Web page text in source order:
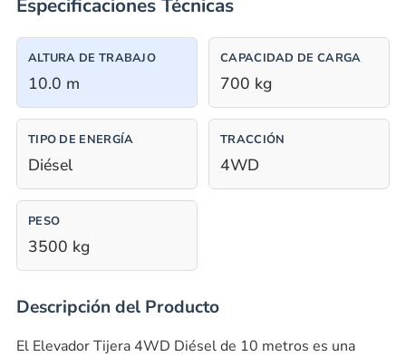
Especificaciones Técnicas
ALTURA DE TRABAJO
10.0 m
CAPACIDAD DE CARGA
700 kg
TIPO DE ENERGÍA
Diésel
TRACCIÓN
4WD
PESO
3500 kg
Descripción del Producto
El Elevador Tijera 4WD Diésel de 10 metros es una